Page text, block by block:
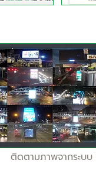
ติดตามภาพจากระบบ